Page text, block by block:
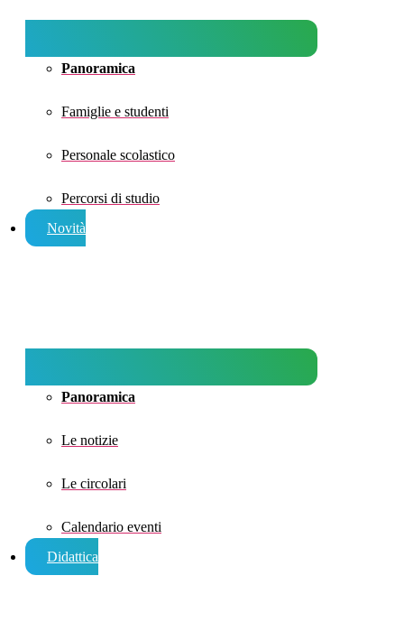
Panoramica
Famiglie e studenti
Personale scolastico
Percorsi di studio
Novità
Panoramica
Le notizie
Le circolari
Calendario eventi
Didattica